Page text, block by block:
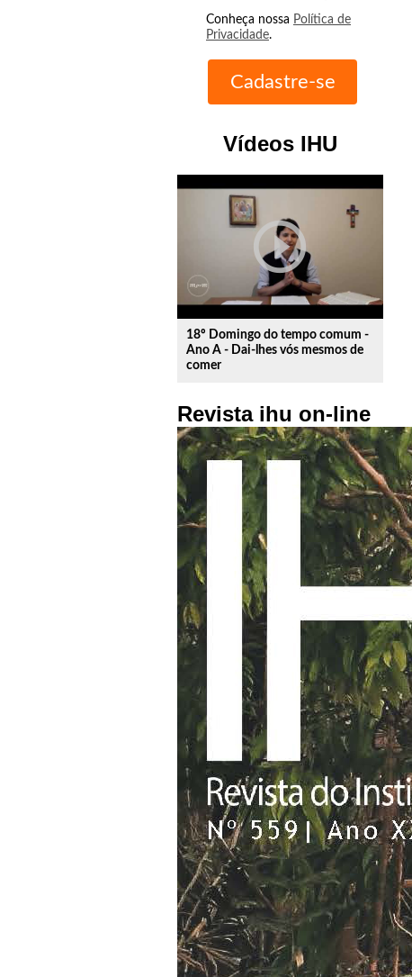
Conheça nossa Política de
Privacidade.
Vídeos IHU
play_circle_outline
18º Domingo do tempo comum -
Ano A - Dai-lhes vós mesmos de
comer
Revista ihu on-line